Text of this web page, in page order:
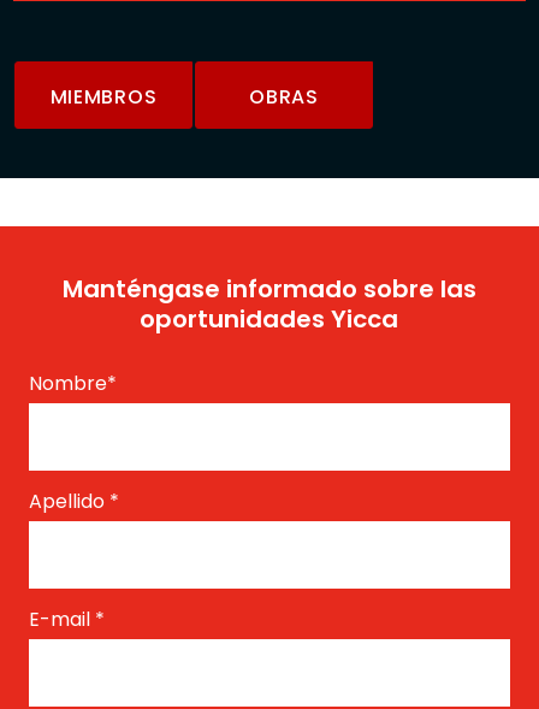
MIEMBROS OBRAS
Manténgase informado sobre las
oportunidades Yicca
Nombre*
Apellido *
E-mail *